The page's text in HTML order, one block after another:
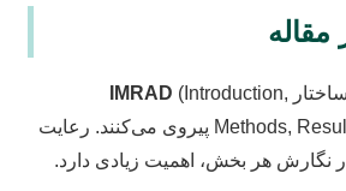
IMRAD (Introduction,
Methods, Results, And Discussion) پیروی می‌کنند. رعایت
نگارش هر بخش، اهمیت زیادی دارد.